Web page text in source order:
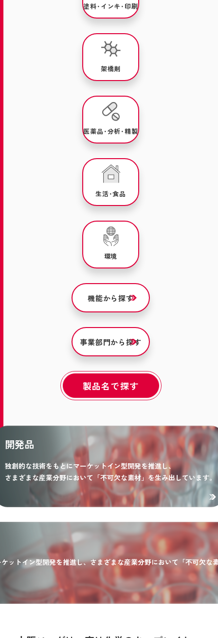
塗料･インキ･印刷
架橋剤
医薬品･分析･精製
生活･食品
環境
機能から探す
事業部門から探す
製品名で探す
開発品
独創的な技術をもとにマーケットイン型開発を推進し、
さまざまな産業分野において「不可欠な素材」を生み出しています。
ットイン型開発を推進し、さまざまな産業分野において「不可欠な